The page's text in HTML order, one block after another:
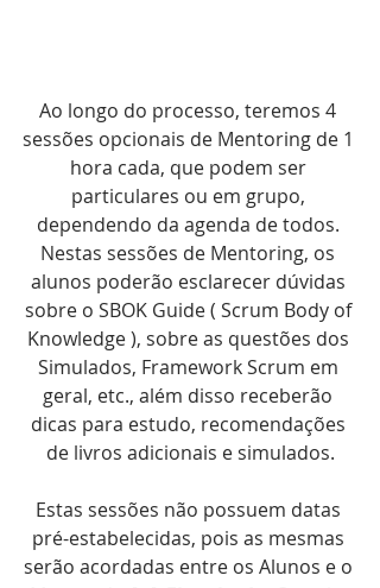
Ao longo do processo, teremos 4
sessões opcionais de Mentoring de 1
hora cada, que podem ser
particulares ou em grupo,
dependendo da agenda de todos.
Nestas sessões de Mentoring, os
alunos poderão esclarecer dúvidas
sobre o SBOK Guide ( Scrum Body of
Knowledge ), sobre as questões dos
Simulados, Framework Scrum em
geral, etc., além disso receberão
dicas para estudo, recomendações
de livros adicionais e simulados.
Estas sessões não possuem datas
pré-estabelecidas, pois as mesmas
serão acordadas entre os Alunos e o